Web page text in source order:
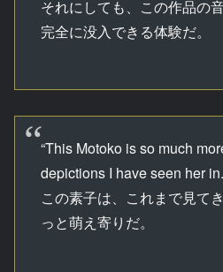
それにしても、この作品の
完全に没入できる体験だ。
“This Motoko is so much
depictions I have seen her
この素子は、これまで見て
っと萌え寄りだ。